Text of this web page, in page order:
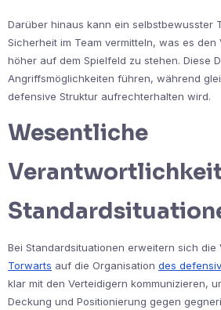
Darüber hinaus kann ein selbstbewusster
Sicherheit im Team vermitteln, was es
höher auf dem Spielfeld zu stehen. Diese
Angriffsmöglichkeiten führen, während
defensive Struktur aufrechterhalten wird.
Wesentliche
Bei Standardsituationen erweitern sich die
Torwarts auf die Organisation des
klar mit den Verteidigern kommunizieren,
Deckung und Positionierung gegen